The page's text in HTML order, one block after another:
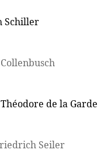
Schiller
de la Garde
Seiler